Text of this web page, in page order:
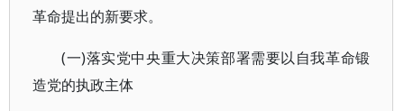
革命提出的新要求。
(一)落实党中央重大决策部署需要以自我革命锻
造党的执政主体